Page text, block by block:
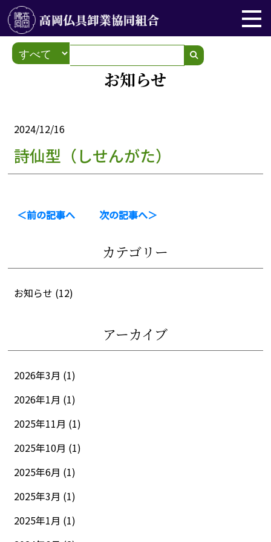
お知らせ
2024/12/16
詩仙型（しせんがた）
＜前の記事へ 次の記事へ＞
カテゴリー
お知らせ (12)
アーカイブ
2026年3月 (1)
2026年1月 (1)
2025年11月 (1)
2025年10月 (1)
2025年6月 (1)
2025年3月 (1)
2025年1月 (1)